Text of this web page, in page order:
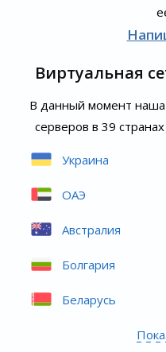
Виртуальная
В данный момент наша
серверов в 39
Украина
ОАЭ
Австралия
Болгария
Беларусь